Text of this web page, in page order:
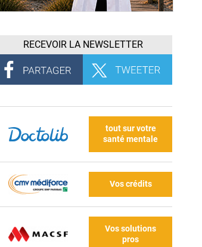
RECEVOIR LA NEWSLETTER
tout sur votre
santé mentale
Vos crédits
Vos solutions
pros